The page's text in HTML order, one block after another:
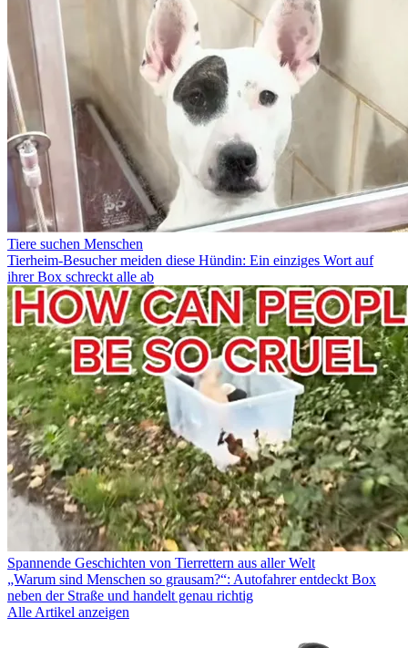
Tiere suchen Menschen
Tierheim-Besucher meiden diese Hündin: Ein einziges Wort auf
ihrer Box schreckt alle ab
Spannende Geschichten von Tierrettern aus aller Welt
„Warum sind Menschen so grausam?“: Autofahrer entdeckt Box
neben der Straße und handelt genau richtig
Alle Artikel anzeigen